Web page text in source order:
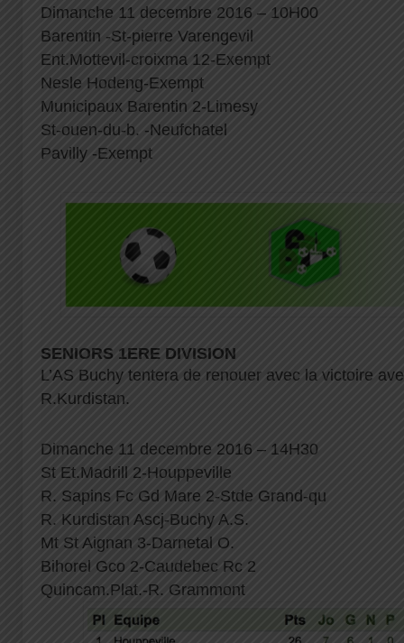
Dimanche 11 decembre 2016 – 10H00
Barentin -St-pierre Varengevil
Ent.Mottevil-croixma 12-Exempt
Nesle Hodeng-Exempt
Municipaux Barentin 2-Limesy
St-ouen-du-b. -Neufchatel
Pavilly -Exempt
SENIORS 1ERE DIVISION
L’AS Buchy tentera de renouer avec la victoire
R.Kurdistan.
Dimanche 11 decembre 2016 – 14H30
St Et.Madrill 2-Houppeville
R. Sapins Fc Gd Mare 2-Stde Grand-qu
R. Kurdistan Ascj-Buchy A.S.
Mt St Aignan 3-Darnetal O.
Bihorel Gco 2-Caudebec Rc 2
Quincam.Plat.-R. Grammont